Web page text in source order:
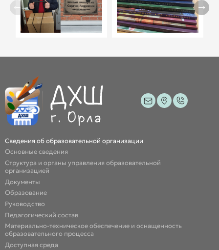
Сведения об образовательной организации
Основные сведения
Структура и органы управления образовательной
организацией
Документы
Образование
Руководство
Педагогический состав
Материально-техническое обеспечение и оснащенность
образовательного процесса
Доступная среда